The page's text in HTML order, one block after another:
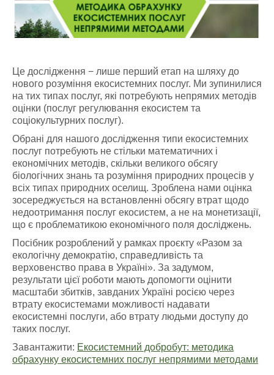
Це дослідження − лише перший етап на шляху до
нового розуміння екосистемних послуг. Ми зупинилися
на тих типах послуг, які потребують непрямих методів
оцінки (послуг регулювання екосистем та
соціокультурних послуг).
Обрані для нашого дослідження типи екосистемних
послуг потребують не стільки математичних і
економічних методів, скільки великого обсягу
біологічних знань та розуміння природних процесів у
всіх типах природних оселищ. Зроблена нами оцінка
зосереджується на встановленні обсягу втрат щодо
недоотримання послуг екосистем, а не на монетизації,
що є проблематикою економічного поля досліджень.
Посібник розроблений у рамках проєкту «Разом за
екологічну демократію, справедливість та
верховенство права в Україні». За задумом,
результати цієї роботи мають допомогти оцінити
масштаби збитків, завданих Україні росією через
втрату екосистемами можливості надавати
екосистемні послуги, або втрату людьми доступу до
таких послуг.
Завантажити: Екосистемний добробут: методика
обрахунку екосистемних послуг непрямими методами